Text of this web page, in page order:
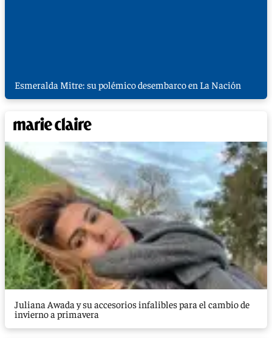
Esmeralda Mitre: su polémico desembarco en La Nación
Juliana Awada y su accesorios infalibles para el cambio de
invierno a primavera